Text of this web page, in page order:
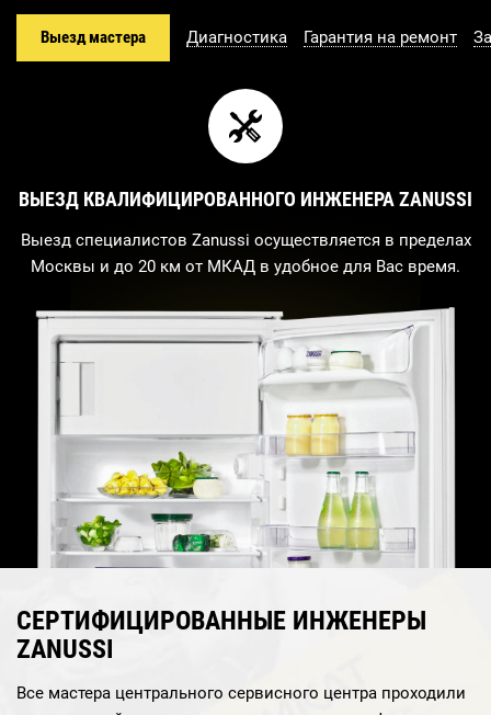
Выезд мастера Диагностика Гарантия на ремонт
ВЫЕЗД КВАЛИФИЦИРОВАННОГО ИНЖЕНЕРА ZANUSSI
Выезд специалистов Zanussi осуществляется в пределах
Москвы и до 20 км от МКАД в удобное для Вас время.
СЕРТИФИЦИРОВАННЫЕ ИНЖЕНЕРЫ
ZANUSSI
Все мастера центрального сервисного центра проходили